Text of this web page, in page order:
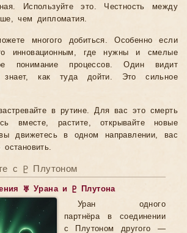
Используйте это. Честность между
чем дипломатия.
многого добиться. Особенно если
инновационным, где нужны и смелые
понимание процессов. Один видит
знает, как туда дойти. Это сильное
в рутине. Для вас это смерть
вместе, растите, открывайте новые
движетесь в одном направлении, вас
с ♇ Плутоном
♅ Урана и ♇ Плутона
Уран одного
партнёра в соединении
с Плутоном другого —